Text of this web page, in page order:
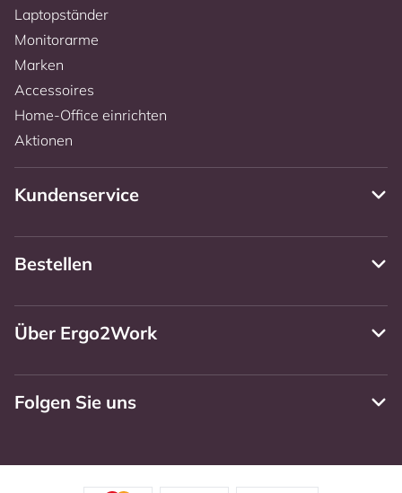
Laptopständer
Monitorarme
Marken
Accessoires
Home-Office einrichten
Aktionen
Kundenservice
Bestellen
Über Ergo2Work
Folgen Sie uns